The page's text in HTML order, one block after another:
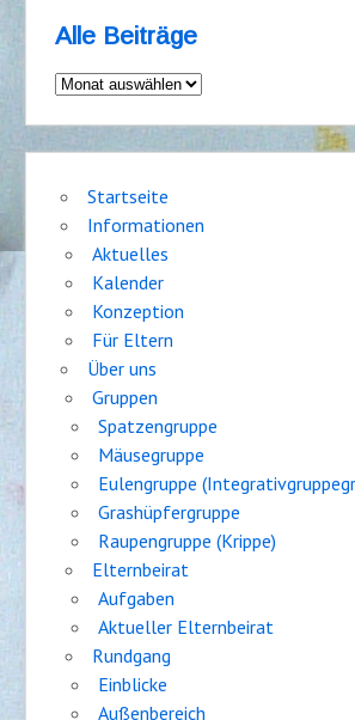
Alle Beiträge
Alle
Beiträge
Startseite
Informationen
Aktuelles
Kalender
Konzeption
Für Eltern
Über uns
Gruppen
Spatzengruppe
Mäusegruppe
Eulengruppe
Grashüpfergruppe
Raupengruppe (Krippe)
Elternbeirat
Aufgaben
Aktueller Elternbeirat
Rundgang
Einblicke
Außenbereich